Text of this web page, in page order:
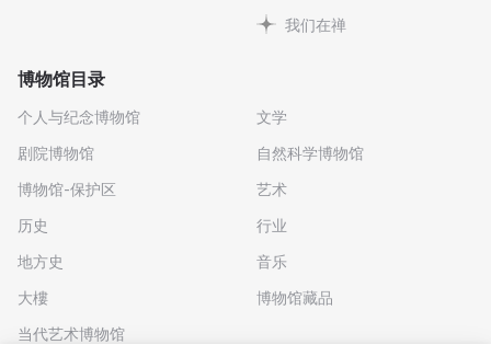
我们在禅
博物馆目录
个人与纪念博物馆
剧院博物馆
博物馆-保护区
历史
地方史
大樓
当代艺术博物馆
文学
自然科学博物馆
艺术
行业
音乐
博物馆藏品